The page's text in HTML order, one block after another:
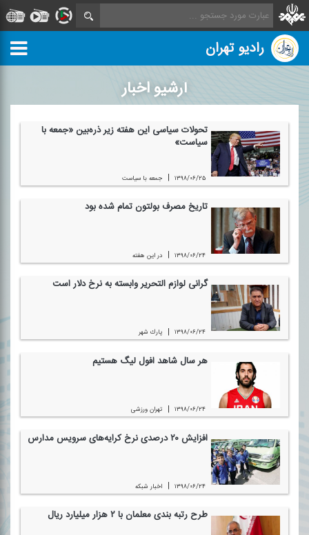
رادیو تهران
آرشیو اخبار
تحولات سیاسی این هفته زیر ذره‌بین «جمعه با
سیاست»
۱۳۹۸/۰۶/۲۵ | جمعه با سیاست
تاریخ مصرف بولتون تمام شده بود
۱۳۹۸/۰۶/۲۴ | در این هفته
گرانی لوازم التحریر وابسته به نرخ دلار است
۱۳۹۸/۰۶/۲۴ | پارك شهر
هر سال شاهد افول لیگ هستیم
۱۳۹۸/۰۶/۲۴ | تهران ورزشی
افزایش ۲۰ درصدی نرخ كرایه‌های سرویس مدارس
۱۳۹۸/۰۶/۲۴ | اخبار شبكه
طرح رتبه بندی معلمان با ۲ هزار میلیارد ریال